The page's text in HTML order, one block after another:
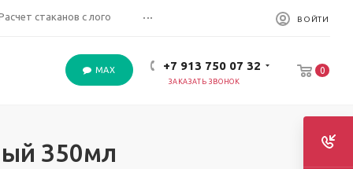
стаканов с лого ... ВОЙТИ
MAX +7 913 750 07 32
ЗАКАЗАТЬ ЗВОНОК
0
350мл